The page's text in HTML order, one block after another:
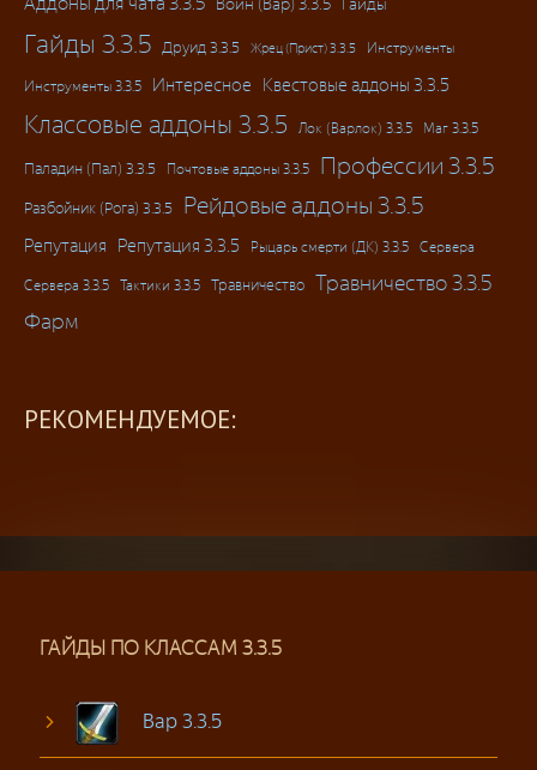
Воин (Вар) 3.3.5 Гайды
Гайды 3.3.5 Друид 3.3.5 Жрец (Прист) 3.3.5 Инструменты
Инструменты 3.3.5 Интересное Квестовые аддоны 3.3.5
Классовые аддоны 3.3.5 Лок (Варлок) 3.3.5 Маг 3.3.5
Паладин (Пал) 3.3.5 Почтовые аддоны 3.3.5 Профессии 3.3.5
Разбойник (Рога) 3.3.5 Рейдовые аддоны 3.3.5
Репутация Репутация 3.3.5 Рыцарь смерти (ДК) 3.3.5 Сервера
Сервера 3.3.5 Тактики 3.3.5 Травничество Травничество 3.3.5
Фарм
РЕКОМЕНДУЕМОЕ:
ГАЙДЫ ПО КЛАССАМ 3.3.5
Вар 3.3.5